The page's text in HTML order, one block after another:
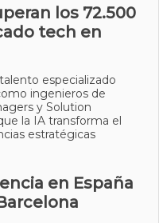
los 72.500
tech en
especializado
ingenieros de
y Solution
la IA transforma el
estratégicas
en España